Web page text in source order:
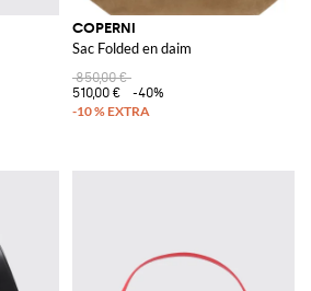
COPERNI
Sac Folded en daim
850,00 €
510,00 €
-40%